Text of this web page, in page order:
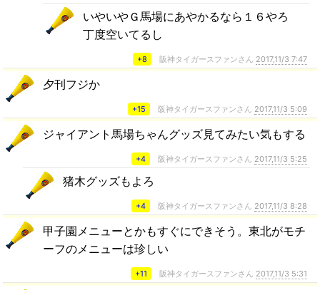
いやいやＧ馬場にあやかるなら１６やろ
丁度空いてるし
+8 阪神タイガースファンさん 2017,11/3 7:47
夕刊フジか
+15 阪神タイガースファンさん 2017,11/3 5:09
ジャイアント馬場ちゃんグッズ見てみたい気もする
+4 阪神タイガースファンさん 2017,11/3 5:25
猪木グッズもよろ
+4 阪神タイガースファンさん 2017,11/3 8:28
甲子園メニューとかもすぐにできそう。東北がモチ
ーフのメニューは珍しい
+11 阪神タイガースファンさん 2017,11/3 5:31